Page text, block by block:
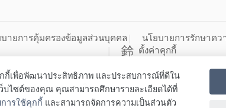
ายการคุ้มครองข้อมูลส่วนบุคคล นโยบายการรักษาค
ตั้งค่าคุกกี้
ราบปรามยาเสพติด
พญาไท กรุงเทพมหานคร 10400
กกี้เพื่อพัฒนาประสิทธิภาพ และประสบการณ์ที่ดีใน
บไซต์ของคุณ คุณสามารถศึกษารายละเอียดได้ที่
ารใช้คุกกี้ และสามารถจัดการความเป็นส่วนตัว